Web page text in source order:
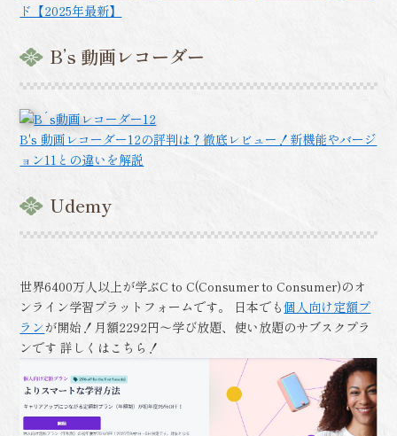
ド【2025年最新】
B’s 動画レコーダー
B's 動画レコーダー12の評判は？徹底レビュー！新機能やバージ
ョン11との違いを解説
Udemy
世界6400万人以上が学ぶC to C(Consumer to Consumer)のオ
ンライン学習プラットフォームです。 日本でも個人向け定額プ
ランが開始！月額2292円～学び放題、使い放題のサブスクプラ
ンです 詳しくはこちら！